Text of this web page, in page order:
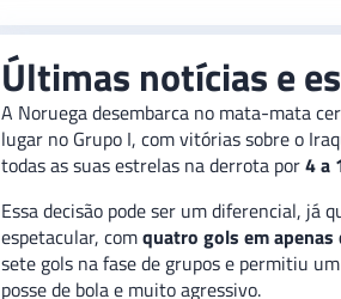
Últimas notícias e
A Noruega desembarca no mata-mata
lugar no Grupo I, com vitórias sobre o
todas as suas estrelas na derrota por4 a
Essa decisão pode ser um diferencial, já
espetacular, comquatro gols em
sete gols na fase de grupos e permitiu
posse de bola e muito agressivo.